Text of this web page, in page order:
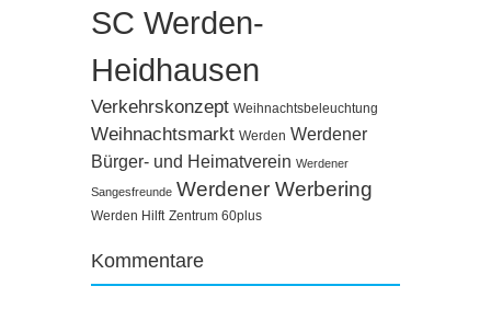
SC Werden-
Heidhausen
Verkehrskonzept Weihnachtsbeleuchtung
Weihnachtsmarkt Werden Werdener
Bürger- und Heimatverein Werdener
Sangesfreunde Werdener Werbering
Werden Hilft Zentrum 60plus
Kommentare